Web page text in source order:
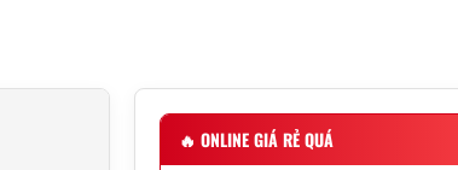
🔥 ONLINE GIÁ RẺ QUÁ